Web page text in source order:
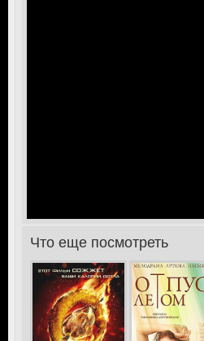
>Что еще посмотреть